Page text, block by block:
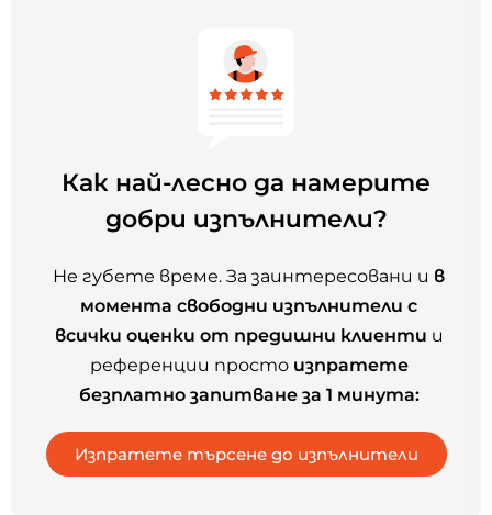
Как най-лесно да намерите
добри изпълнители?
Не губете време. За заинтересовани и в
момента свободни изпълнители с
всички оценки от предишни клиенти и
референции просто изпратете
безплатно запитване за 1 минута: